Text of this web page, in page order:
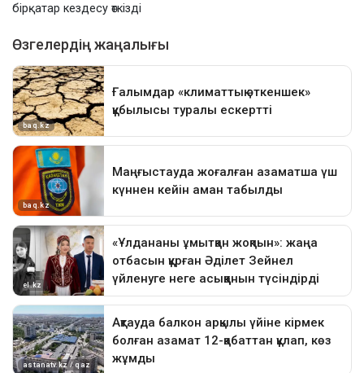
бірқатар кездесу өткізді